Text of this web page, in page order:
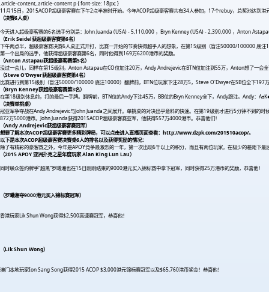
.article-content,.article-content p { font-size: 18px; }
11月15日，2015ACOP超级豪客赛在下午2点半准时开始。今年ACOP超级豪客赛共有34人参加，17个rebuy，总奖池达到
（决赛6人桌）
今天进入超级豪客赛的6名选手分别是：John Juanda (USA) - 5,110,000 ，Bryn Kenney (USA) - 2,390,000 ，Anton
（Erik Seidel获超级豪客赛第6名）
下午两点半，超级豪客赛决赛6人桌正式开打，比赛一开始的节奏快得超乎人的想象，在第15级别（盲注50000/100000
第一个出局的选手，他获得超级豪客赛第6名，同时他得到169万6200港币的奖励。
（Anton Astapau获超级豪客赛第5名）
没过一会儿，同样在第15级别，Anton Astapau在CO位加注20万，Andy Andrejevic在BTN位加注到55万，Anton想了一会
（Steve O'Dwyer获超级豪客赛第4名）
比赛进行到第15级别（盲注50000/100000 底注10000）翻牌前，BTN位玩家下注28万5，Steve O'Dwyer在SB位全下197
（Bryn Kenney获超级豪客赛第3名）
在第18级别休息前，打的最后一手牌。翻牌前，BTN位的Andy下注45万，BB位的Bryn Kenney全下，Andy跟注。Andy：A♠K♦
（决赛单挑桌）
冠亚军争夺战在Andy Andrejevic与John Juanda之间展开。单挑桌的对决出乎意料的快速。在第19级别才进行5分钟不到的
872万5000港币。John Juanda获得2015ACOP超级豪客赛亚军，他获得557万4000港币。恭喜他们！
（Andy Andrejevic获超级豪客赛冠军）
想要了解本次ACOP超级豪客赛更多精彩牌局，可以点击进入直播页面查看： http://www.dzpk.com/201510acop/。
以下是本次ACOP超级豪客赛决赛桌6人的排名以及获得奖励的情况：
除了有精彩的豪客赛之外，今年是APOY竞争最激烈的一年，第一次出现6千以上的积分，而且有两位玩家。在极少的差距
（2015 APOY 亚洲扑克之星年度玩家 Alan King Lun Lau）
同时联众签约牌手“超黑”罗曦湘也在15日刚刚结束的9000港元买入锦标赛中拿下冠军，同时获得25万港币的奖励，恭喜他！
（罗曦湘夺9000港元买入锦标赛冠军）
香港玩家Lik Shun Wong获得$2,500高速赛冠军，恭喜他！
（Lik Shun Wong）
澳门本地玩家Ion Sang Song获得2015 ACOP $3,000港元锦标赛冠军以及$65,760港币奖金！恭喜他！